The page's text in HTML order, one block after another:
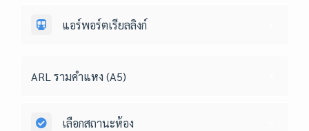
แอร์พอร์ตเรียลลิงก์
ARL รามคำแหง (A5)
เลือกสถานะห้อง